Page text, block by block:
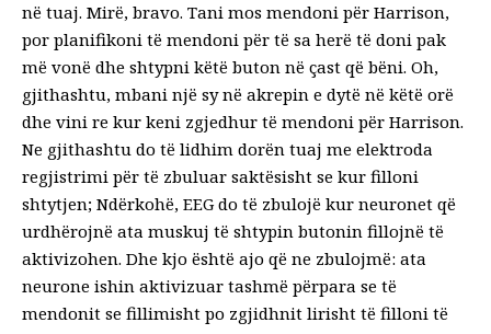
në tuaj. Mirë, bravo. Tani mos mendoni për Harrison,
por planifikoni të mendoni për të sa herë të doni pak
më vonë dhe shtypni këtë buton në çast që bëni. Oh,
gjithashtu, mbani një sy në akrepin e dytë në këtë orë
dhe vini re kur keni zgjedhur të mendoni për Harrison.
Ne gjithashtu do të lidhim dorën tuaj me elektroda
regjistrimi për të zbuluar saktësisht se kur filloni
shtytjen; Ndërkohë, EEG do të zbulojë kur neuronet që
urdhërojnë ata muskuj të shtypin butonin fillojnë të
aktivizohen. Dhe kjo është ajo që ne zbulojmë: ata
neurone ishin aktivizuar tashmë përpara se të
mendonit se fillimisht po zgjidhnit lirisht të filloni të